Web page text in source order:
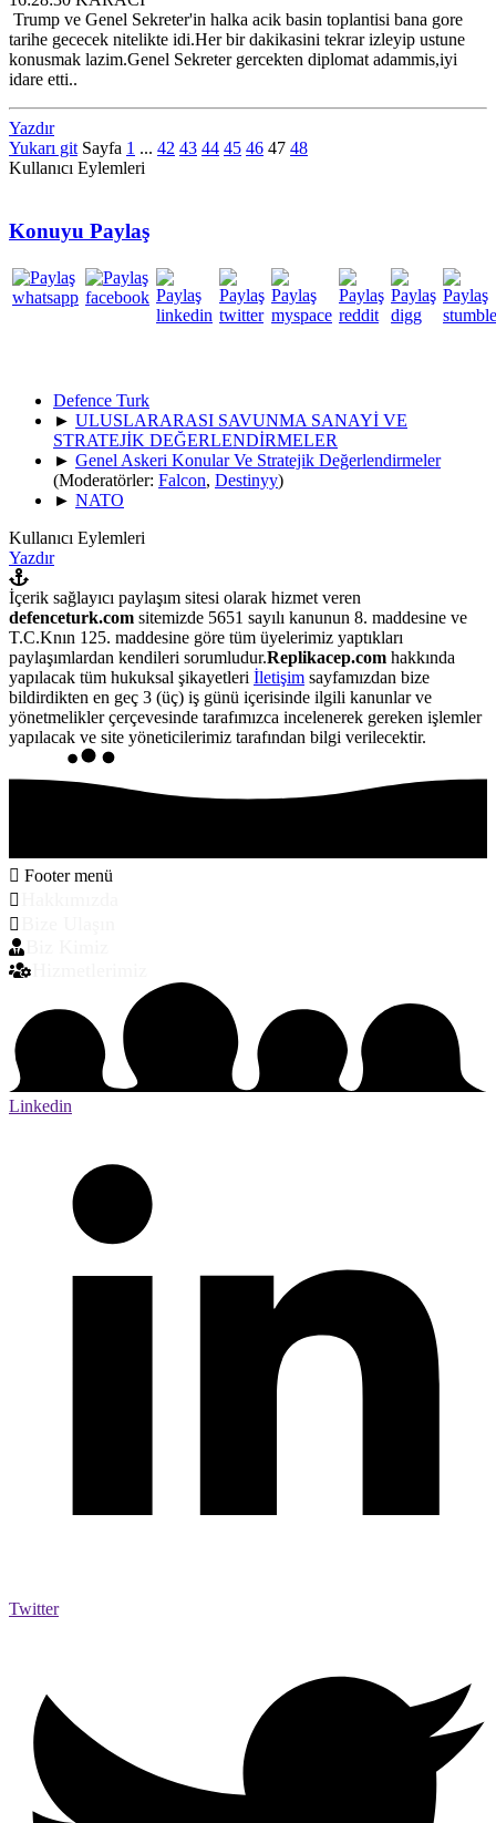
Trump ve Genel Sekreter'in halka acik basin toplantisi bana gore
tarihe gececek nitelikte idi.Her bir dakikasini tekrar izleyip ustune
konusmak lazim.Genel Sekreter gercekten diplomat adammis,iyi
idare etti..
Yazdır
Yukarı git Sayfa 1 ... 42 43 44 45 46 47 48
Kullanıcı Eylemleri
Konuyu Paylaş
Defence Turk
► ULUSLARARASI SAVUNMA SANAYİ VE
STRATEJİK DEĞERLENDİRMELER
► Genel Askeri Konular Ve Stratejik Değerlendirmeler
(Moderatörler: Falcon, Destinyy)
► NATO
Kullanıcı Eylemleri
Yazdır
İçerik sağlayıcı paylaşım sitesi olarak hizmet veren
defenceturk.com sitemizde 5651 sayılı kanunun 8. maddesine ve
T.C.Knın 125. maddesine göre tüm üyelerimiz yaptıkları
paylaşımlardan kendileri sorumludur.Replikacep.com hakkında
yapılacak tüm hukuksal şikayetleri İletişim sayfamızdan bize
bildirdikten en geç 3 (üç) iş günü içerisinde ilgili kanunlar ve
yönetmelikler çerçevesinde tarafımızca incelenerek gereken işlemler
yapılacak ve site yöneticilerimiz tarafından bilgi verilecektir.
Footer menü
Linkedin
Twitter